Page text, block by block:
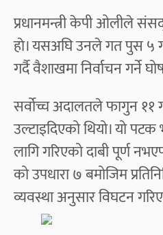
प्रधानमन्त्री केपी ओलीले
हाे। यसअघि उनले गत पुस ५
गर्दै वैशाखमा निर्वाचन गर्ने
​सर्वोच्च अदालतले फागुन ११
उल्टाइदिएको थियो। यो
लागि गरिएको दाबी पूर्ण
को उपधारा ७ बमोजिम
व्यवस्था अनुसार विघटन